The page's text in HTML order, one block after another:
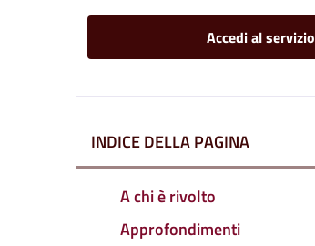
Accedi al servizio
INDICE DELLA PAGINA
A chi è rivolto
Approfondimenti